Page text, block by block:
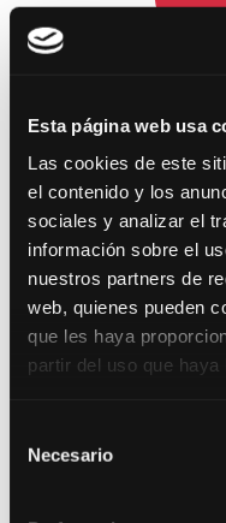
Esta página web usa
Las cookies de este
el contenido y los
sociales y analizar el
información sobre el
nuestros partners de
web, quienes pueden
que les haya
partir del uso que
Necesario
Lugares de
El ejercicio se